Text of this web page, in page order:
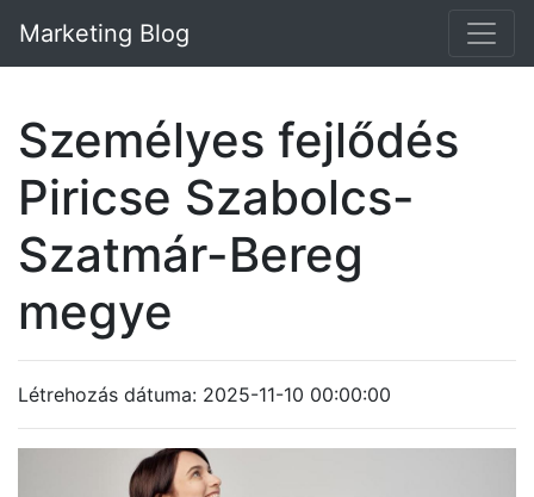
Marketing Blog
Személyes fejlődés
Piricse Szabolcs-
Szatmár-Bereg
megye
Létrehozás dátuma: 2025-11-10 00:00:00